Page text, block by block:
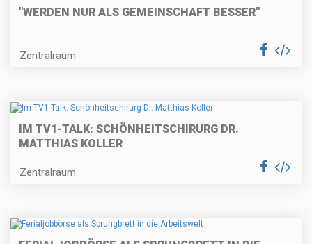
"WERDEN NUR ALS GEMEINSCHAFT BESSER"
Zentralraum
IM TV1-TALK: SCHÖNHEITSCHIRURG DR.
MATTHIAS KOLLER
Zentralraum